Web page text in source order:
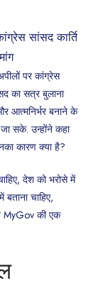
पर कांग्रेस
का सत्र बुलाना
आत्मनिर्भर बनाने के
सके. उन्होंने कहा
कारण क्या है?
देश को भरोसे में
चाहिए,
MyGov की एक